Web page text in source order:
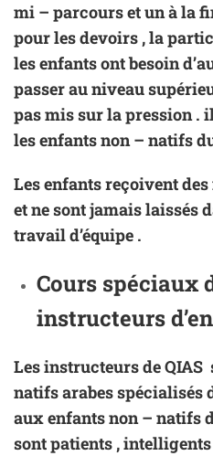
mi – parcours et un à la
pour les devoirs , la
les enfants ont besoin
passer au niveau
pas mis sur la pression .
les enfants non – natifs
Les enfants reçoivent
et ne sont jamais laissés
travail d’équipe .
Cours spéciaux
instructeurs
Les instructeurs de QIAS
natifs arabes spécialisés
aux enfants non – natifs
sont patients ,